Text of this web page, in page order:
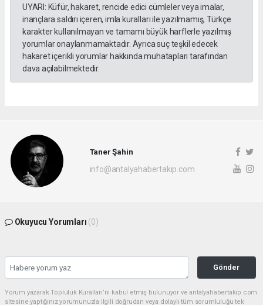
UYARI: Küfür, hakaret, rencide edici cümleler veya imalar,
inançlara saldırı içeren, imla kuralları ile yazılmamış, Türkçe
karakter kullanılmayan ve tamamı büyük harflerle yazılmış
yorumlar onaylanmamaktadır. Ayrıca suç teşkil edecek
hakaret içerikli yorumlar hakkında muhatapları tarafından
dava açılabilmektedir.
Taner Şahin
info@antalyahabertakip.com
Okuyucu Yorumları (0)
Gönder
Yorum yazarak Topluluk Kuralları’nı kabul etmiş bulunuyor ve antalyahabertakip.com
sitesine yaptığınız yorumunuzla ilgili doğrudan veya dolaylı tüm sorumluluğu tek